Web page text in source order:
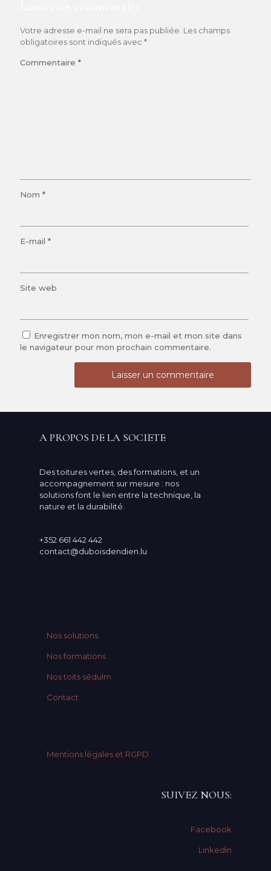
Votre adresse e-mail ne sera pas publiée. Les champs
obligatoires sont indiqués avec *
Commentaire *
Nom *
E-mail *
Site web
Enregistrer mon nom, mon e-mail et mon site dans
le navigateur pour mon prochain commentaire.
A PROPOS DE LA SOCIETE
Des toitures vertes, des formations, et un
accompagnement sur mesure : nos
solutions font le lien entre la technique, la
nature et la durabilité.
+352 661 442 442
contact@duboisdendien.lu
Nos solutions
Nos formations
Nos toits sédulm
Contact
Mentions légales et RGPD
SUIVEZ NOUS:
Facebook
Linkedin